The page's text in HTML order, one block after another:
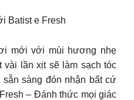
Batist e Fresh
mới với mùi hương nhẹ
vài lần xịt sẽ làm sạch tóc
sàng đón nhận bất cứ
– Đánh thức mọi giác